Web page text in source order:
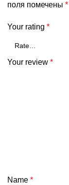
поля помечены *
Your rating *
Your review *
Name *